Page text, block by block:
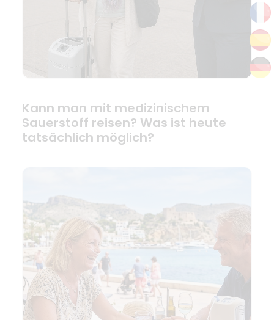
Kann man mit medizinischem
Sauerstoff reisen? Was ist heute
tatsächlich möglich?